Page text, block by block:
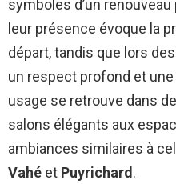
symboles d’un
leur présence évoque la
départ, tandis que lors
un respect profond et
usage se retrouve dans
salons élégants aux
ambiances similaires à
Vahé et Puyrichard.